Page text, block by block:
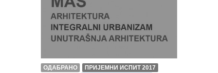
ОДАБРАНО
ПРИЈЕМНИ ИСПИТ 2017